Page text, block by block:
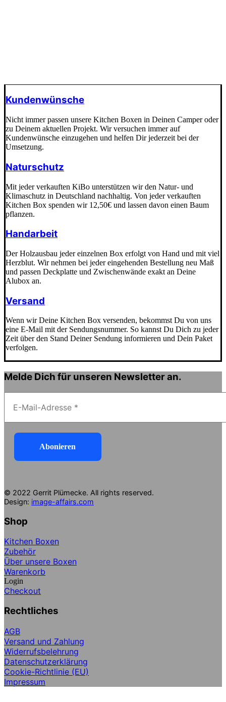
Kundenwünsche
Nicht immer passen unsere Kitchen Boxen in Deinen Camper oder
zu Deinem aktuellen Projekt. Wir versuchen immer auf
Kundenwünsche einzugehen und helfen Dir jederzeit bei der
Umsetzung.
Naturschutz
Mit jeder verkauften KiBo unterstützen wir den Natur- und
Klimaschutz in Deutschland nachhaltig. Von jeder verkauften
Kitchen Box spenden wir 12,50€ und lassen davon einen Baum
pflanzen.
Handarbeit
Der Holzausbau jeder einzelnen Box erfolgt von Hand und mit viel
Herzblut. Wir nehmen bei jeder eingehenden Bestellung neu Maß
und passen Deckplatte und Zwischenwände exakt an Deine
Alubox an.
Versand
Wenn wir Deine Kitchen Box versenden, bekommst Du von uns
eine E-Mail mit der Sendungsnummer. So kannst Du Dich zu jeder
Zeit über den Stand Deiner Sendung informieren und Dein Paket
verfolgen.
Melde Dich für unseren Newsletter an.
© 2022 Gerrit Plümecke. All rights reserved.
Design: image-affairs.com
Shop
Kitchen Boxen
Zubehör
Über unsere Boxen
Warenkorb
Login
Checkout
Rechtliches
AGB
Versand und Zahlung
Widerrufsbelehrung
Datenschutzerklärung
Cookie-Richtlinie (EU)
Impressum